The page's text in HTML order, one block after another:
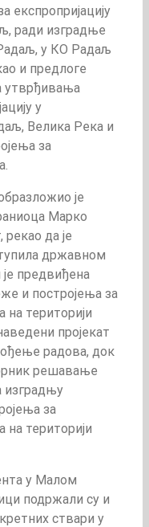
експропријацију
ради изградње
у КО Радаљ
и предлоге
утврђивања
у
Велика Река и
за
је
Марко
рекао да је
државном
је предвиђена
и постројења за
територији
пројекат
радова, док
решавање
изградњу
за
територији
у Малом
подржали су и
ствари у